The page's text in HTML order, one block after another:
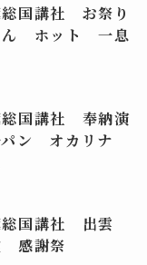
総国講社 お祭り
ホット 一息
総国講社 奉納演
ン オカリナ
総国講社 出雲
感謝祭